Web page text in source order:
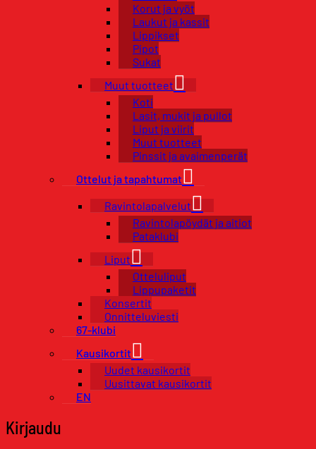
Korut ja vyöt
Laukut ja kassit
Lippikset
Pipot
Sukat
Muut tuotteet
Koti
Lasit, mukit ja pullot
Liput ja viirit
Muut tuotteet
Pinssit ja avaimenperät
Ottelut ja tapahtumat
Ravintolapalvelut
Ravintolapöydät ja aitiot
Pataklubi
Liput
Otteluliput
Lippupaketit
Konsertit
Onnitteluviesti
67-klubi
Kausikortit
Uudet kausikortit
Uusittavat kausikortit
EN
Kirjaudu